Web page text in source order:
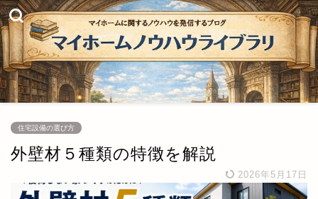
住宅設備の選び方
外壁材５種類の特徴を解説
2026年5月17日